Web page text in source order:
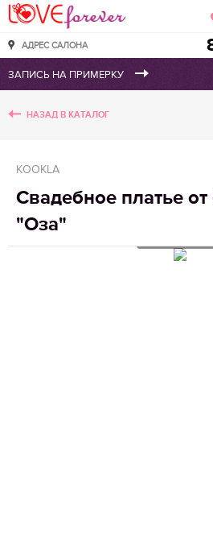
Love Forever
АДРЕС САЛОНА
НАЗАД В КАТАЛОГ
KOOKLA
Свадебное платье
"Оза"